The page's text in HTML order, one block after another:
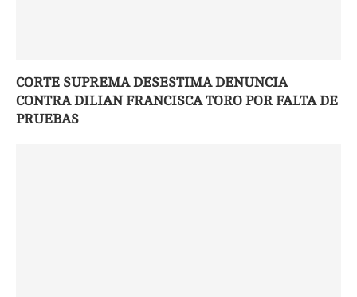
CORTE SUPREMA DESESTIMA DENUNCIA
CONTRA DILIAN FRANCISCA TORO POR FALTA DE
PRUEBAS